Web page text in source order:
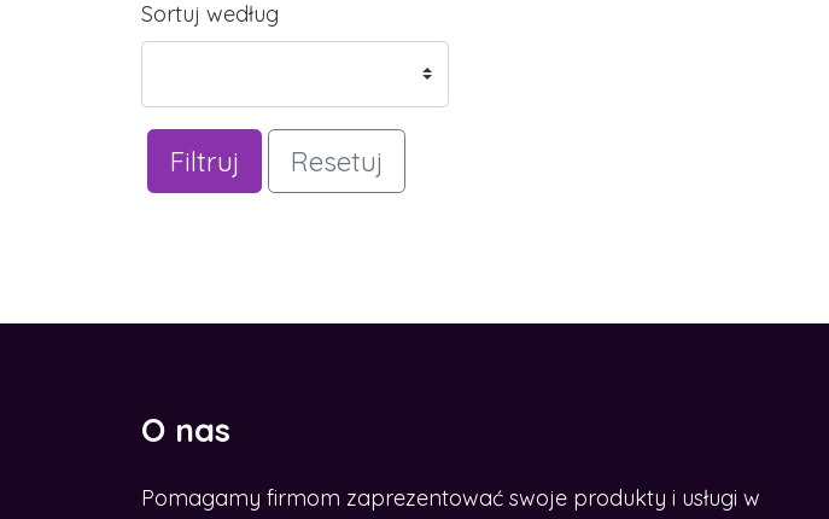
Sortuj według
Filtruj Resetuj
O nas
Pomagamy firmom zaprezentować swoje produkty i usługi w
CHCESZ ROZWINĄĆ BIZNES W